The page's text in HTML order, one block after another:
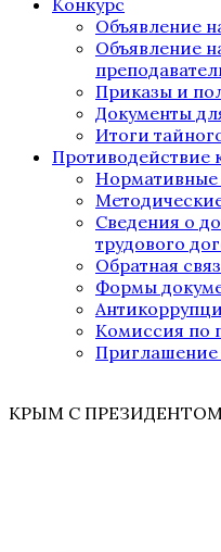
Конкурс
Объявление
Объявление
Приказы и
Документы
Итоги
Противодействие
Нормативные
Сведения о
трудового
Обратная
Формы
Комиссия по
Приглашение
КРЫМ С